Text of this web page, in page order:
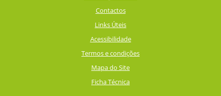
Contactos
Links Úteis
Acessibilidade
Termos e condições
Mapa do Site
Ficha Técnica